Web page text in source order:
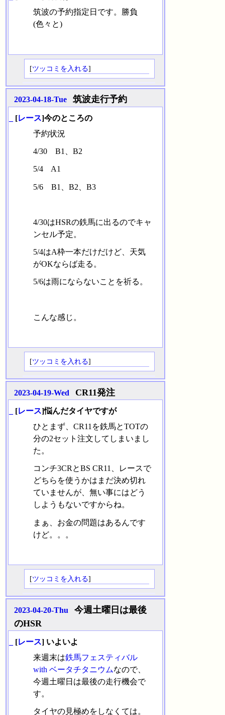
筑波の予約指定日です。勝負
(色々と)
[ツッコミを入れる]
2023-04-18-Tue 筑波走行予約
[レース]今のところの
予約状況
4/30 B1、B2
5/4 A1
5/6 B1、B2、B3
4/30はHSRの鉄馬に出るのでキャ
ンセル予定。
5/4はA枠一本だけだけど、天気
がOKならば走る。
5/6は雨にならないことを祈る。
こんな感じ。
[ツッコミを入れる]
2023-04-19-Wed CR11発注
[レース]悩んだタイヤですが
ひとまず、CR11を鉄馬とTOTの
分の2セット注文してしまいまし
た。
コンチ3CRとBS CR11、レースで
どちらを使うかはまだ決め切れ
ていませんが、無い事にはどう
しようもないですからね。
まぁ、お金の問題はあるんです
けど。。。
[ツッコミを入れる]
2023-04-20-Thu
今週土曜日は最後
のHSR
[レース] いよいよ
来週末は鉄馬フェスティバル
with ベータチタニウムなので、
今週土曜日は最後の走行機会で
す。
タイヤの見極めをしなくては。